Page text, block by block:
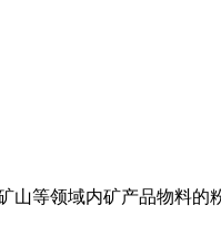
等领域内矿产品物料的